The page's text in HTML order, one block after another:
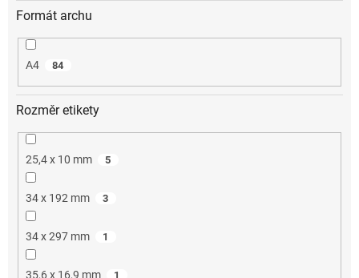
Formát archu
A4 84
Rozměr etikety
25,4 x 10 mm 5
34 x 192 mm 3
34 x 297 mm 1
35,6 x 16,9 mm 1